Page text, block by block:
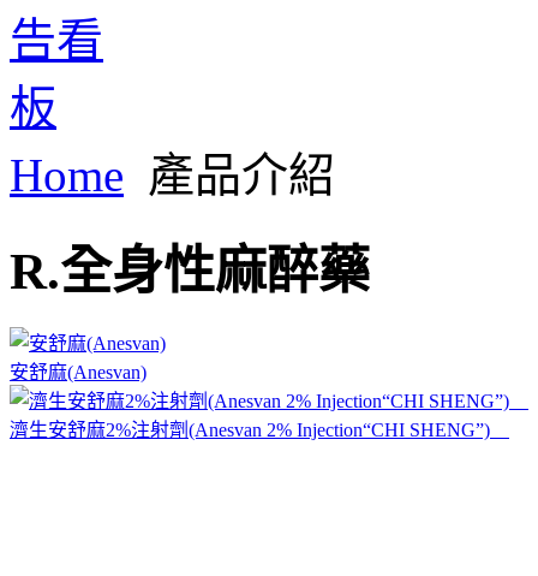
Home 產品介紹
R.全身性麻醉藥
安舒麻(Anesvan)
濟生安舒麻2%注射劑(Anesvan 2% Injection“CHI SHENG”)